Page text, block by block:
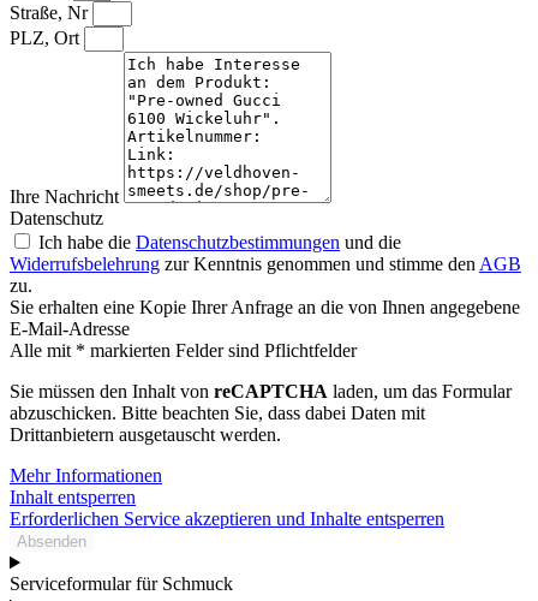
Straße, Nr
PLZ, Ort
Ihre Nachricht
Datenschutz
Ich habe die Datenschutzbestimmungen und die
Widerrufsbelehrung zur Kenntnis genommen und stimme den AGB
zu.
Sie erhalten eine Kopie Ihrer Anfrage an die von Ihnen angegebene
E-Mail-Adresse
Alle mit * markierten Felder sind Pflichtfelder
Sie müssen den Inhalt von reCAPTCHA laden, um das Formular
abzuschicken. Bitte beachten Sie, dass dabei Daten mit
Drittanbietern ausgetauscht werden.
Mehr Informationen
Inhalt entsperren
Erforderlichen Service akzeptieren und Inhalte entsperren
Absenden
Serviceformular für Schmuck